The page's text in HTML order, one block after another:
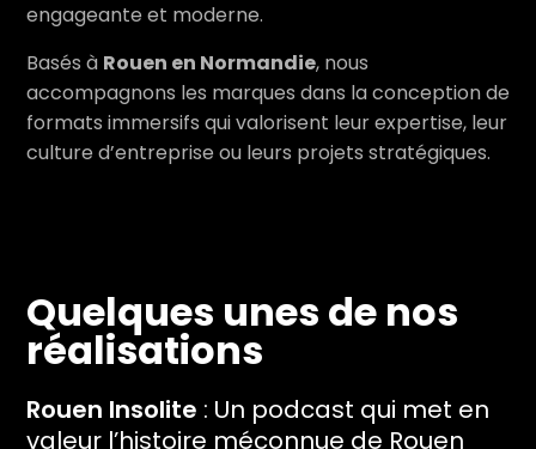
engageante et moderne.
Basés à Rouen en Normandie, nous
accompagnons les marques dans la conception de
formats immersifs qui valorisent leur expertise, leur
culture d’entreprise ou leurs projets stratégiques.
Quelques unes de nos
réalisations
Rouen Insolite : Un podcast qui met en
valeur l’histoire méconnue de Rouen